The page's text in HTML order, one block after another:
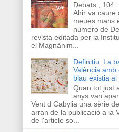
Debats , 104:
Ahir va caure
meues mans
número de
revista editada per la
el Magnànim...
Definitiu. La
València amb
blau existia al
Quan tot just
anys van
Vent d Cabylia una sèrie
arran de la publicació a la
de l'article so...